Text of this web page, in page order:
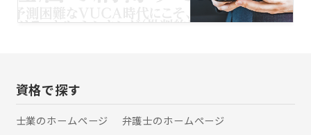
に基づいた客観的な目標設定が可能に
なり、企業全体で一貫した目標に向か
長・拡大に向けた新事業への挑戦を行
う中小企業を支援するための補助金で
資格で探す
士業のホームぺージ
弁護士のホームぺージ